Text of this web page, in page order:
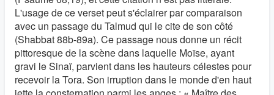
L'usage de ce verset peut s'éclairer par comparaison
avec un passage du Talmud qui le cite de son côté
(Shabbat 88b-89a). Ce passage nous donne un récit
pittoresque de la scène dans laquelle Moïse, ayant
gravi le Sinaï, parvient dans les hauteurs célestes pour
recevoir la Tora. Son irruption dans le monde d'en haut